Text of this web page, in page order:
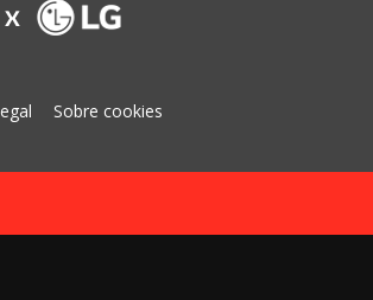
Sobre cookies